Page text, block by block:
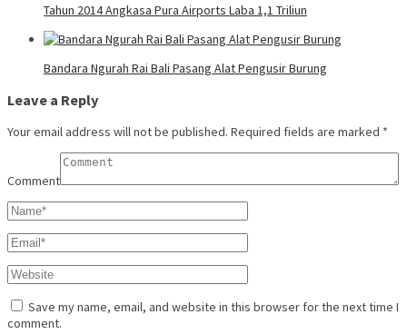
Tahun 2014 Angkasa Pura Airports Laba 1,1 Triliun
Bandara Ngurah Rai Bali Pasang Alat Pengusir Burung
Leave a Reply
Your email address will not be published. Required fields are marked *
Comment
Save my name, email, and website in this browser for the next time I
comment.